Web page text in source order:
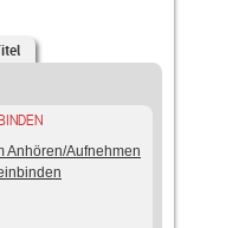
Anhören/Aufnehmen